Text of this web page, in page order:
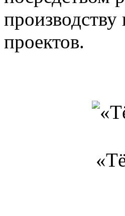
проектов.